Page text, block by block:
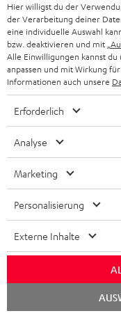
„… mit
Zubehör
Bitte prüfe, ob
Lieferumfang
Hier willigst du der
der Verarbeitung deiner
eine individuelle Auswahl
bzw. deaktivieren und mit
Alle Einwilligungen kannst
anpassen und mit Wirkung
Informationen auch unsere
Erforderlich
Analyse
Marketing
Personalisierung
Externe Inhalte